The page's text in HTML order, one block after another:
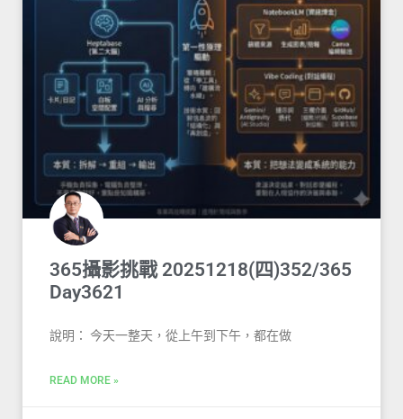
365攝影挑戰 20251218(四)352/365
Day3621
說明： 今天一整天，從上午到下午，都在做
READ MORE »